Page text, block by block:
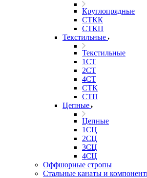
Круглопрядные
СТКК
СТКП
Текстильные
Текстильные
1СТ
2СТ
4СТ
СТК
СТП
Цепные
Цепные
1СЦ
2СЦ
3СЦ
4СЦ
Оффшорные стропы
Стальные канаты и